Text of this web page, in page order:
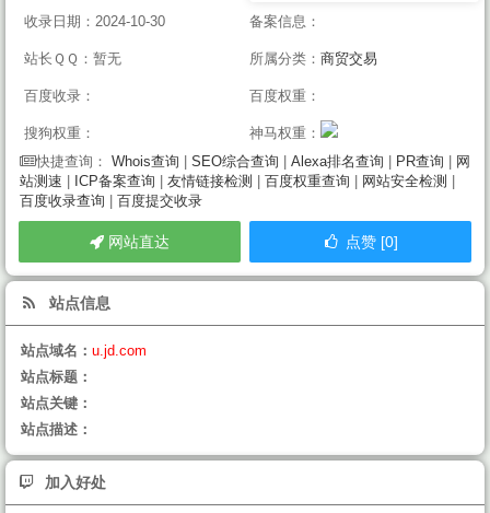
收录日期：2024-10-30 备案信息：
站长ＱＱ：暂无 所属分类： 商贸交易
百度收录： 百度权重：
搜狗权重： 神马权重：
快捷查询： Whois查询 SEO综合查询 Alexa排名查询 PR查询
网
站测速
ICP备案查询 友情链接检测 百度权重查询 网站安全检测
百度收录查询
百度提交收录
网站直达 点赞 [0]
站点信息
站点域名： u.jd.com
站点标题：
站点关键：
站点描述：
加入好处